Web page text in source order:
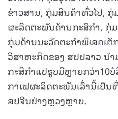
ຂ່າວສານ, ກຸ່ມສິນຄ້າທົ່ວໄປ,
ຜະລິດຕະພັນດ້ານກະສິກຳ, ກຸ່
ກຸ່ມດ້ານນະວັດຕະກຳພິເສດເ
ວິສາຫະກິດຂອງ ສປປລາວ ນ
ກະສິກຳແປຮູບມີຫຼາຍກວ່າ10
ກາເຟຜະລິດຕະພັນເລົ່ານີ້ເປັນ
ສປຈີນຢ່າງຫຼວງຫຼາຍ.